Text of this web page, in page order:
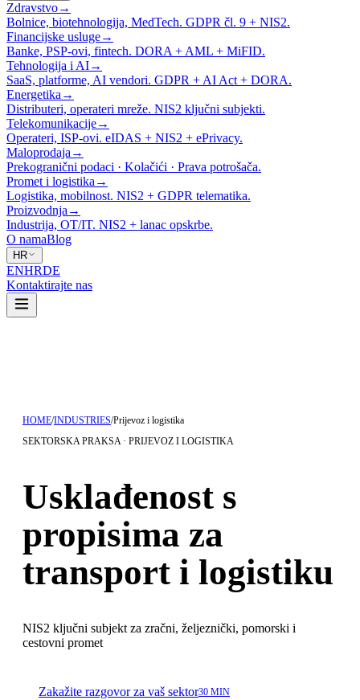
Zdravstvo→
Bolnice, biotehnologija, MedTech. GDPR čl. 9 + NIS2.
Financijske usluge→
Banke, PSP-ovi, fintech. DORA + AML + MiFID.
Tehnologija i AI→
SaaS, platforme, AI vendori. GDPR + AI Act + DORA.
Energetika →
Distributeri, operateri mreže. NIS2 ključni subjekti.
Telekomunikacije→
Operateri, ISP-ovi. eIDAS + NIS2 + ePrivacy.
Maloprodaja →
Prekogranični podaci · Kolačići · Prava potrošača.
Promet i logistika →
Logistika, mobilnost. NIS2 + GDPR telematika.
Proizvodnja →
Industrija, OT/IT. NIS2 + lanac opskrbe.
O namaBlog
HR
ENHRDE
Kontaktirajte nas
HOME/INDUSTRIES/Prijevoz i logistika
SEKTORSKA PRAKSA · PRIJEVOZ I LOGISTIKA
Usklađenost s
propisima za
transport i logistiku
NIS2 ključni subjekt za zračni, željeznički, pomorski i
cestovni promet
Zakažite razgovor za vaš sektor30 MIN